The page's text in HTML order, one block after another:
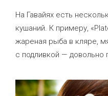
На Гавайях есть
кушаний. К примеру,
жареная рыба в кляре,
с подливкой — довольно